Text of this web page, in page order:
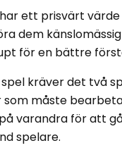
ett prisvärt
dem
för en bättre
kräver det två
måste
varandra för att
spelare.